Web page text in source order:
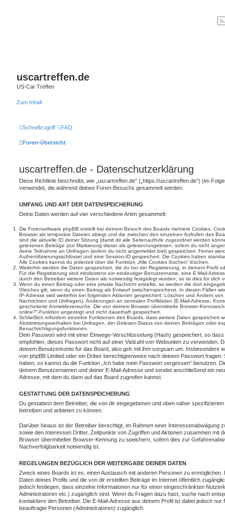
uscartreffen.de
US-Car Treffen
Zum Inhalt
Schnellzugriff FAQ
Foren-Übersicht
uscartreffen.de - Datenschutzerklärung
Diese Richtlinie beschreibt, wie „uscartreffen.de“ („https://uscartreffen.de“) (im
verwendet, die während deines Foren-Besuchs gesammelt werden.
UMFANG UND ART DER DATENSPEICHERUNG
Deine Daten werden auf vier verschiedene Arten gesammelt:
Die Forensoftware phpBB erstellt bei deinem Besuch des Boards mehrere Cookies.
Browser als temporäre Dateien ablegt und die zwischen den einzelnen Aufrufen des
sind die aktuelle ID deiner Sitzung (damit dir alle Seitenaufrufe zugeordnet werden
gelesenen Beiträge (zur Markierung dieser als gelesen/ungelesen; sofern du nicht
deine Teilnahme an Umfragen (sofern du nicht angemeldet bist) gespeichert. Ferner
Authentifizierungsschlüssel und eine Session-ID gespeichert. Die Cookies haben
Alle Cookies kannst du jederzeit über die Funktion „Alle Cookies löschen“ löschen.
Weiterhin werden die Daten gespeichert, die du bei der Registrierung, in deinem Profil
Für die Registrierung sind mindestens ein eindeutiger Benutzername, eine E-Mail-
durch den Betreiber weitere Daten als notwendig festgelegt wurden, so ist dies für dich
Wenn du einen Beitrag oder eine private Nachricht erstellst, so werden die dort
Gleiches gilt, wenn du einen Beitrag als Entwurf zwischenspeicherst. In diesen Fällen
IP-Adresse wird weiterhin bei folgenden Aktionen gespeichert: Löschen und Ändern
Nachrichten und Umfragen), Änderungen an zentralen Profildaten (E-Mail-Adresse,
gescheiterte Anmeldeversuche. Die von deinem Browser übermittelte Browser-
online?“-Funktion angezeigt und nicht dauerhaft gespeichert.
Schließlich erfordern einzelne Funktionen des Boards, dass weitere Daten gespeichert
Abstimmungsverhalten bei Umfragen, der Gelesen-Status von deinen Beiträgen oder
Benachrichtigungsfunktionen.
Dein Passwort wird mit einer Einwege-Verschlüsselung (Hash) gespeichert, so
empfohlen, dieses Passwort nicht auf einer Vielzahl von Webseiten zu verwenden.
deinem Benutzerkonto für das Board, also geh mit ihm sorgsam um. Insbesondere
von phpBB Limited oder ein Dritter berechtigterweise nach deinem Passwort
haben, so kannst du die Funktion „Ich habe mein Passwort vergessen“ benutzen.
deinem Benutzernamen und deiner E-Mail-Adresse und sendet anschließend ein
Adresse, mit dem du dann auf das Board zugreifen kannst.
GESTATTUNG DER DATENSPEICHERUNG
Du gestattest dem Betreiber, die von dir eingegebenen und oben näher
betreiben und anbieten zu können.
Darüber hinaus ist der Betreiber berechtigt, im Rahmen einer Interessenabwägung
sowie den Interessen Dritter, Zeitpunkte von Zugriffen und Aktionen zusammen mit
Browser übermittelter Browser-Kennung zu speichern, sofern dies zur
Nachverfolgbarkeit notwendig ist.
REGELUNGEN BEZÜGLICH DER WEITERGABE DEINER DATEN
Zweck eines Boards ist es, einen Austausch mit anderen Personen zu
Daten deines Profils und die von dir erstellten Beiträge im Internet öffentlich
jedoch festlegen, dass einzelne Informationen nur für einen eingeschränkten
Administratoren etc.) zugänglich sind. Wenn du Fragen dazu hast, suche nach
kontaktiere den Betreiber. Die E-Mail-Adresse aus deinem Profil ist dabei jedoch nur
beauftragte Personen (Administratoren) zugänglich.